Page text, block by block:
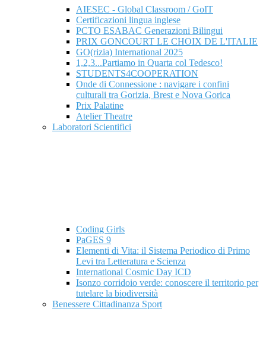
AIESEC - Global Classroom / GoIT
Certificazioni lingua inglese
PCTO ESABAC Generazioni Bilingui
PRIX GONCOURT LE CHOIX DE L'ITALIE
GO(rizia) International 2025
1,2,3...Partiamo in Quarta col Tedesco!
STUDENTS4COOPERATION
Onde di Connessione : navigare i confini
culturali tra Gorizia, Brest e Nova Gorica
Prix Palatine
Atelier Theatre
Laboratori Scientifici
Coding Girls
PaGES 9
Elementi di Vita: il Sistema Periodico di Primo
Levi tra Letteratura e Scienza
International Cosmic Day ICD
Isonzo corridoio verde: conoscere il territorio per
tutelare la biodiversità
Benessere Cittadinanza Sport